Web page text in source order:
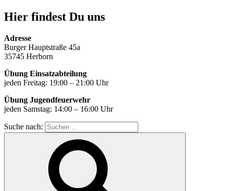
Hier findest Du uns
Adresse
Burger Hauptstraße 45a
35745 Herborn
Übung Einsatzabteilung
jeden Freitag: 19:00 – 21:00 Uhr
Übung Jugendfeuerwehr
jeden Samstag: 14:00 – 16:00 Uhr
Suche nach: